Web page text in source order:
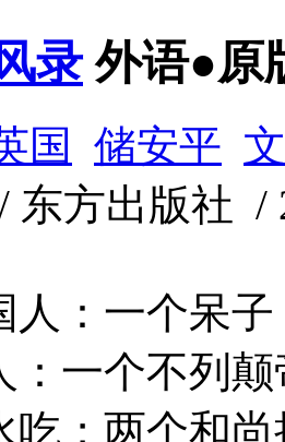
录 外语●原
国 储安平
东方出版社 /
人：一个呆
：一个不列
吃；两个和